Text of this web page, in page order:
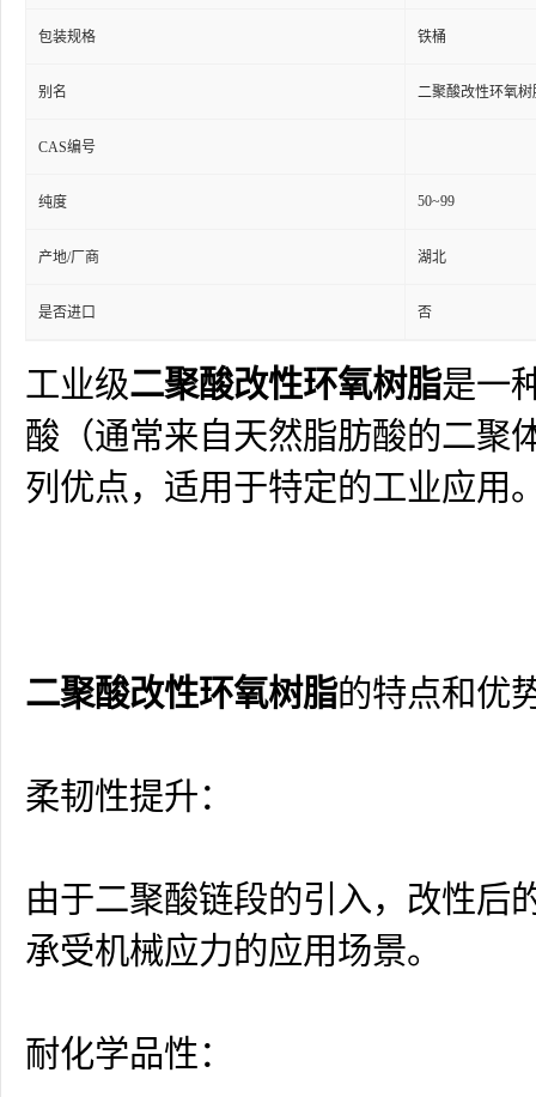
包装规格 铁桶
别名 二聚酸改性环氧树
CAS编号
纯度 50~99
产地/厂商 湖北
是否进口 否
工业级二聚酸改性环氧树脂是一
酸（通常来自天然脂肪酸的二聚
列优点，适用于特定的工业应用
二聚酸改性环氧树脂的特点和优
柔韧性提升：
由于二聚酸链段的引入，改性后
承受机械应力的应用场景。
耐化学品性：